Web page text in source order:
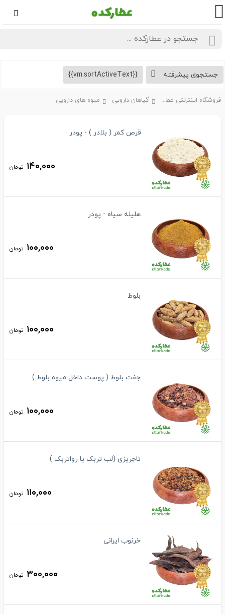
پیشرفته
فروشگاه اینترنتی عطارکده گیاهان دارویی میوه های دارویی
قرص کمر ( بلادر ) - پودر
۱۴۰,۰۰۰ تومان
هلیله سیاه - پودر
۱۰۰,۰۰۰ تومان
بلوط
۱۰۰,۰۰۰ تومان
جفت بلوط ( پوست داخل میوه بلوط )
۱۰۰,۰۰۰ تومان
تاجریزی (لب تربک یا رواتربک )
۱۱۰,۰۰۰ تومان
خرنوب ایرانی
۳۰۰,۰۰۰ تومان